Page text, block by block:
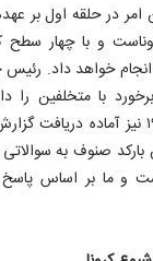
امر در حلقه اول بر
و با چهار سطح
خواهد داد.
با متخلفین را
می‌‌فرستیم و سامانه ۱۹۰ نیز
بارکد صنوف به
و ما بر اساس